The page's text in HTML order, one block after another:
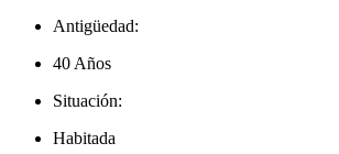
Antigüedad:
40 Años
Situación:
Habitada